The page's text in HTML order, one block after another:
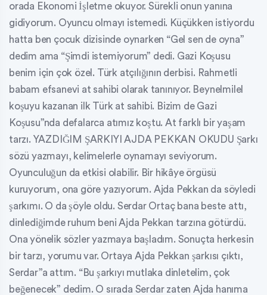
orada Ekonomi İşletme okuyor. Sürekli onun yanına
gidiyorum. Oyuncu olmayı istemedi. Küçükken istiyordu
hatta ben çocuk dizisinde oynarken “Gel sen de oyna”
dedim ama “Şimdi istemiyorum” dedi. Gazi Koşusu
benim için çok özel. Türk atçılığının derbisi. Rahmetli
babam efsanevi at sahibi olarak tanınıyor. Beynelmilel
koşuyu kazanan ilk Türk at sahibi. Bizim de Gazi
Koşusu”nda defalarca atımız koştu. At farklı bir yaşam
tarzı. YAZDIĞIM ŞARKIYI AJDA PEKKAN OKUDU Şarkı
sözü yazmayı, kelimelerle oynamayı seviyorum.
Oyunculuğun da etkisi olabilir. Bir hikâye örgüsü
kuruyorum, ona göre yazıyorum. Ajda Pekkan da söyledi
şarkımı. O da şöyle oldu. Serdar Ortaç bana beste attı,
dinlediğimde ruhum beni Ajda Pekkan tarzına götürdü.
Ona yönelik sözler yazmaya başladım. Sonuçta herkesin
bir tarzı, yorumu var. Ortaya Ajda Pekkan şarkısı çıktı,
Serdar”a attım. “Bu şarkıyı mutlaka dinletelim, çok
beğenecek” dedim. O sırada Serdar zaten Ajda hanıma